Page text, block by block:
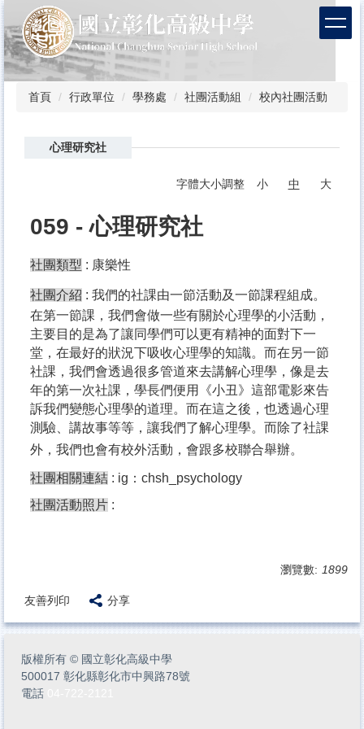
到
主
要
內
首頁 行政單位 學務處 社團活動組 校內社團活動
心理研究社
字體大小調整 小 中 大
059 - 心理研究社
社團類型 : 康樂性
社團介紹 : 我們的社課由一節活動及一節課程組成。
在第一節課，我們會做一些有關於心理學的小活動，
主要目的是為了讓同學們可以更有精神的面對下一
堂，在最好的狀況下吸收心理學的知識。而在另一節
社課，我們會透過很多管道來去講解心理學，像是去
年的第一次社課，學長們便用《小丑》這部電影來告
訴我們變態心理學的道理。而在這之後，也透過心理
測驗、講故事等等，讓我們了解心理學。而除了社課
外，我們也會有校外活動，會跟多校聯合舉辦。
社團相關連結 : ig：chsh_psychology
社團活動照片 :
瀏覽數: 1899
友善列印 分享
版權所有 © 國立彰化高級中學
500017 彰化縣彰化市中興路78號
電話